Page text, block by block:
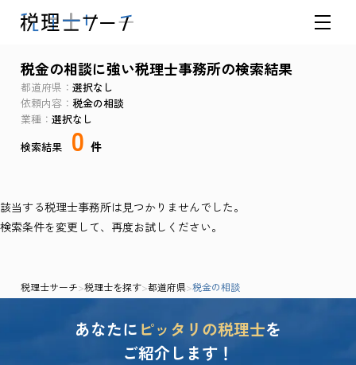
税金の相談に強い税理士事務所の検索結果
都道府県
選択なし
依頼内容
税金の相談
業種
選択なし
検索結果
0 件
該当する税理士事務所は見つかりませんでした。
検索条件を変更して、再度お試しください。
税理士サーチ>税理士を探す>都道府県>税金の相談
あなたに ピッタリの税理士を
ご紹介します！